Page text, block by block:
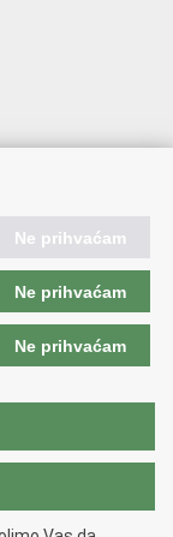
Ne prihvaćam
Ne prihvaćam
Ne prihvaćam